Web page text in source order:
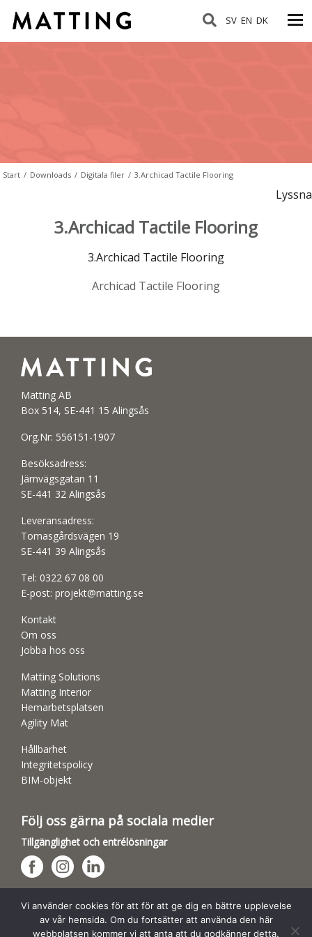
SV EN DK
Start / Downloads / Digitala filer / 3.Archicad Tactile Flooring
Lyssna
3.Archicad Tactile Flooring
3.Archicad Tactile Flooring
Archicad Tactile Flooring
Matting AB
Box 514, SE-441 15 Alingsås
Org.Nr: 556151-1907
Besöksadress:
Järnvägsgatan 11
SE-441 32 Alingsås
Leveransadress:
Tomasgårdsvägen 19
SE-441 39 Alingsås
Tel: 0322 67 08 00
E-post: projekt@matting.se
Kontakt
Om oss
Jobba hos oss
Matting Solutions
Matting Interior
Hemarbetsplatsen
Agility Mat
Hållbarhet
Integritetspolicy
BIM-objekt
Följ oss gärna på sociala medier
Tillgänglighet och entrélösningar
Hundsporthallar
Vi använder cookies för att för att ge dig en bättre upplevelse
av vår hemsida. Om du fortsätter att använda den här
webbplatsen kommer vi att anta att du godkänner detta.